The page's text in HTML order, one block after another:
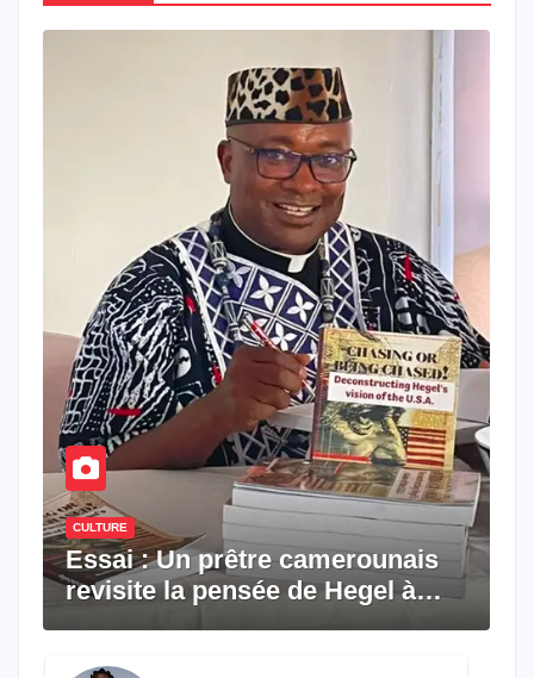
CULTURE
Essai : Un prêtre camerounais
revisite la pensée de Hegel à